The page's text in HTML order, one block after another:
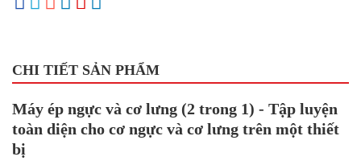
CHI TIẾT SẢN PHẨM
Máy ép ngực và cơ lưng (2 trong 1) - Tập luyện
toàn diện cho cơ ngực và cơ lưng trên một thiết
bị